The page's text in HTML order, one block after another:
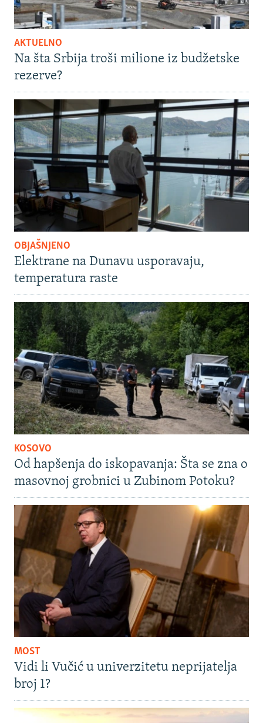
AKTUELNO
Na šta Srbija troši milione iz budžetske
rezerve?
OBJAŠNJENO
Elektrane na Dunavu usporavaju,
temperatura raste
KOSOVO
Od hapšenja do iskopavanja: Šta se zna o
masovnoj grobnici u Zubinom Potoku?
MOST
Vidi li Vučić u univerzitetu neprijatelja
broj 1?